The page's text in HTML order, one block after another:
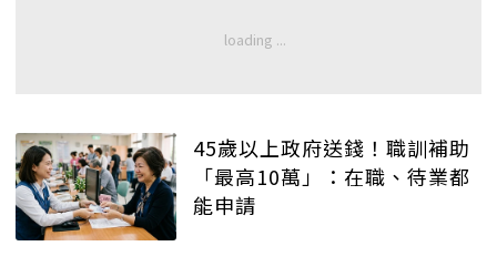
45歲以上政府送錢！職訓補助
「最高10萬」：在職、待業都
能申請